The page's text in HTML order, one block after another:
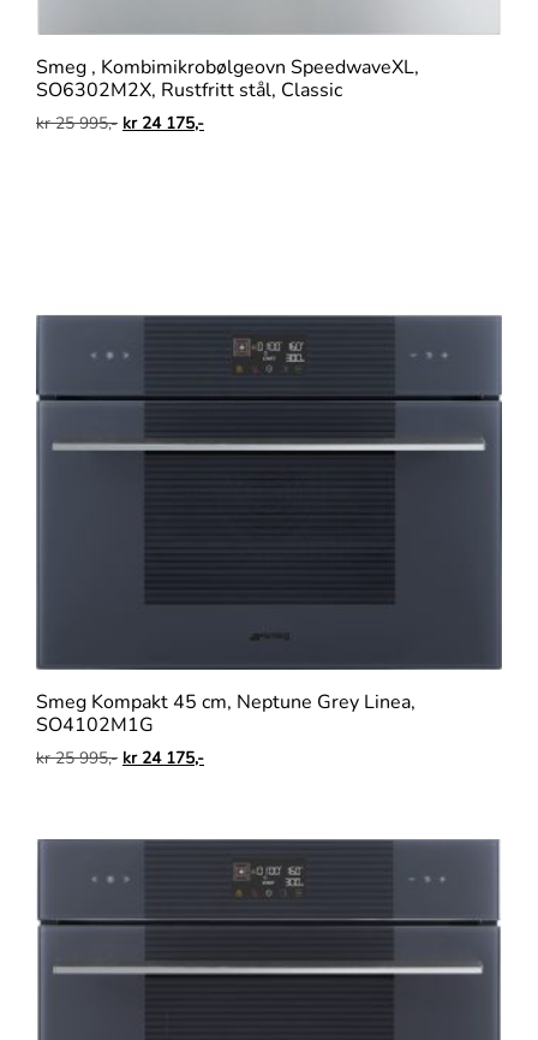
Smeg , Kombimikrobølgeovn SpeedwaveXL,
SO6302M2X, Rustfritt stål, Classic
kr25 995,- kr24 175,-
Smeg Kompakt 45 cm, Neptune Grey Linea,
SO4102M1G
kr25 995,- kr24 175,-